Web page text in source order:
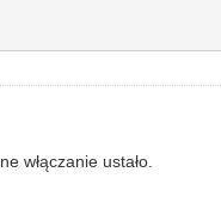
włączanie ustało.